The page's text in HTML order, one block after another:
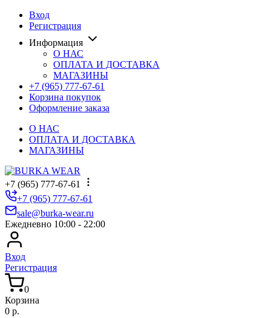
Вход
Регистрация
Информация
О НАС
ОПЛАТА И ДОСТАВКА
МАГАЗИНЫ
+7 (965) 777-67-61
Корзина покупок
Оформление заказа
О НАС
ОПЛАТА И ДОСТАВКА
МАГАЗИНЫ
+7 (965) 777-67-61
+7 (965) 777-67-61
sale@burka-wear.ru
Ежедневно 10:00 - 22:00
Вход
Регистрация
0
Корзина
0 р.